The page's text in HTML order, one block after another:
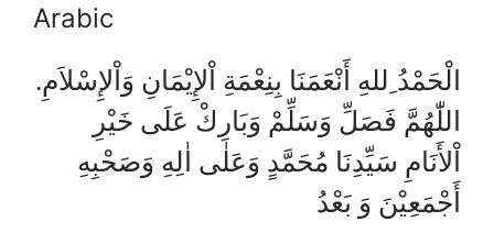
Arabic
الْحَمْدُ ِللهِ أَنْعَمَنَا بِنِعْمَةِ اْلإِيْمَانِ وَاْلإِسْلاَمِ.
اللّٰهُمَّ فَصَلِّ وَسَلِّمْ وَبَارِكْ عَلَى خَيْرِ
اْلأَنَامِ سَيِّدِنَا مُحَمَّدٍ وَعَلٰى اٰلِهِ وَصَحْبِهِ
أَجْمَعِيْنَ وَ بَعْدُ